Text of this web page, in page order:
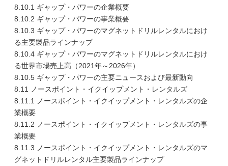
8.10.1 ギャップ・パワーの企業概要
8.10.2 ギャップ・パワーの事業概要
8.10.3 ギャップ・パワーのマグネットドリルレンタルにおけ
る主要製品ラインナップ
8.10.4 ギャップ・パワーのマグネットドリルレンタルにおけ
る世界市場売上高（2021年～2026年）
8.10.5 ギャップ・パワーの主要ニュースおよび最新動向
8.11 ノースポイント・イクイップメント・レンタルズ
8.11.1 ノースポイント・イクイップメント・レンタルズの企
業概要
8.11.2 ノースポイント・イクイップメント・レンタルズの事
業概要
8.11.3 ノースポイント・イクイップメント・レンタルズのマ
グネットドリルレンタル主要製品ラインナップ